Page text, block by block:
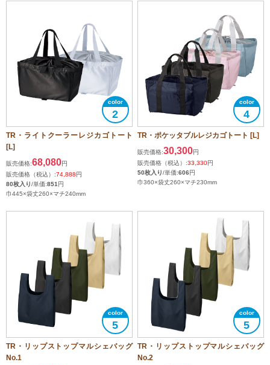
2
TR・ライトクーラーレジカゴトート
[L]
販売価格:68,080円
販売価格（税込）:74,888円
80枚入り/単価:851円
巾445×袋丈260×マチ240mm
4
TR・ポケッタブルレジカゴトート [L]
販売価格:30,300円
販売価格（税込）:33,330円
50枚入り/単価:606円
巾360×袋丈260×マチ230mm
5
TR・リップストップマルシェバッグ
No.1
5
TR・リップストップマルシェバッグ
No.2